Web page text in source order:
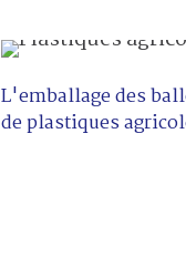
L'emballage des
de plastiques